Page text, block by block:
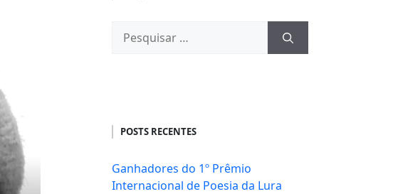
por:
POSTS RECENTES
Ganhadores do 1º Prêmio
Internacional de Poesia da Lura